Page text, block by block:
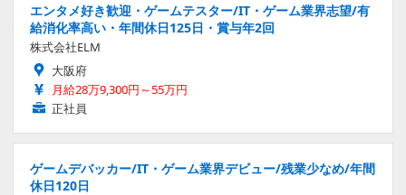
エンタメ好き歓迎・ゲームテスター/IT・ゲーム業界志望/有
給消化率高い・年間休日125日・賞与年2回
株式会社ELM
大阪府
月給28万9,300円～55万円
正社員
ゲームデバッカー/IT・ゲーム業界デビュー/残業少なめ/年間
休日120日